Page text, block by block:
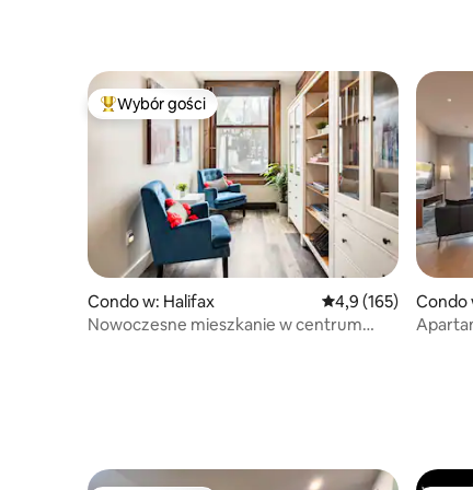
Najpopularniejsze z kategorii Wybór gości
Wybór gości
Condo w: Halifax Średnia ocena: 4,9
4,9 (165)
Nowoczesne mieszkanie w centrum
Condo